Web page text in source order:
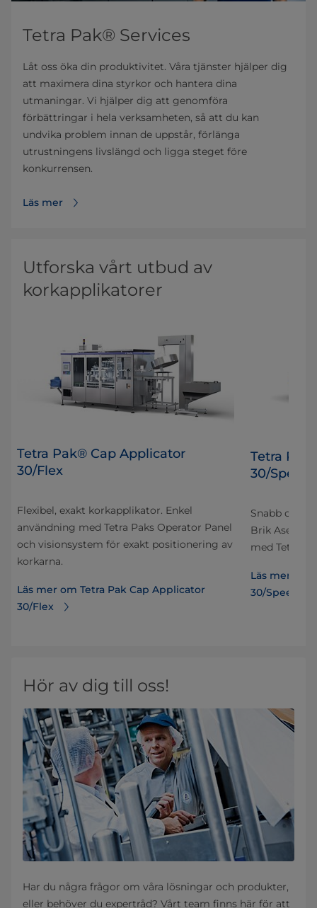
Tetra Pak® Services
Låt oss öka din produktivitet. Våra tjänster hjälper dig
att maximera dina styrkor och hantera dina
utmaningar. Vi hjälper dig att genomföra
förbättringar i hela verksamheten, så att du kan
undvika problem innan de uppstår, förlänga
utrustningens livslängd och ligga steget före
konkurrensen.
Läs mer
Utforska vårt utbud av
korkapplikatorer
Tetra Pak® Cap Applicator
30/Flex
Flexibel, exakt korkapplikator. Enkel
användning med Tetra Paks Operator Panel
och visionsystem för exakt positionering av
korkarna.
Läs mer om Tetra Pak Cap Applicator
30/Flex
Tetra
30/Speed
Snabb och
Brik
med Tetra
Läs mer om
30/Speed
Hör av dig till oss!
Har du några frågor om våra lösningar och produkter,
eller behöver du expertråd? Vårt team finns här för att